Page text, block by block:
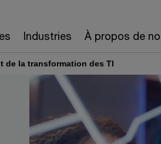
Industries À propos de
de la transformation des TI